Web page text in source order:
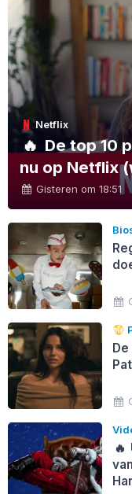
Netflix
🔥De top 10
nu op Netflix
Gisteren om 18:51
🔥